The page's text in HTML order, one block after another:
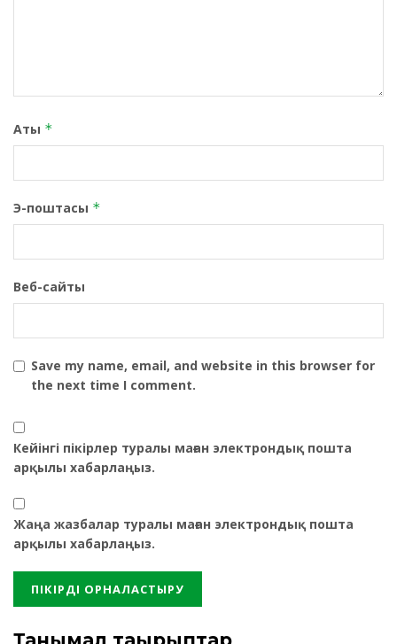
Аты *
Э-поштасы *
Веб-сайты
Save my name, email, and website in this browser for
the next time I comment.
Кейінгі пікірлер туралы маған электрондық пошта
арқылы хабарлаңыз.
Жаңа жазбалар туралы маған электрондық пошта
арқылы хабарлаңыз.